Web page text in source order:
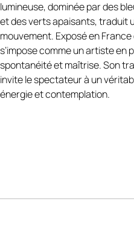
apporte équilibre et
lumière changeantehttps://
Cette œuvre invite à la
liberté, de puissance et
Œuvre idéale pour :
Collection d’art contemporain,
lumineuse, dominée par des
et des verts apaisants, traduit
mouvement. Exposé en
s’impose comme un artiste en
spontanéité et maîtrise. Son
invite le spectateur à un
énergie et contemplation.